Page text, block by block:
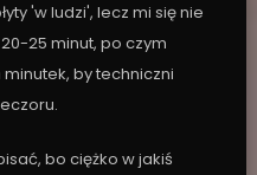
'w ludzi', lecz mi się nie
20-25 minut, po czym
by techniczni
bo ciężko w jakiś